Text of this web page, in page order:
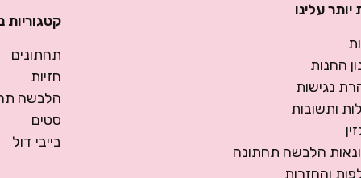
עלינו
החנות
נגישות
ותשובות
הלבשה תחתונה
והחזרות
קטגוריות
תחתונים
חזיות
הלבשה
סטים
בייבי דול